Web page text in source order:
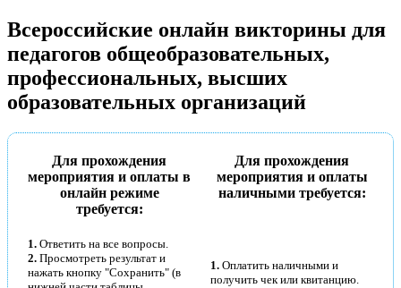
Всероссийские онлайн викторины для
педагогов общеобразовательных,
профессиональных, высших
образовательных организаций
Для прохождения
мероприятия и оплаты в
онлайн режиме
требуется:
Для прохождения
мероприятия и оплаты
наличными требуется:
1. Ответить на все вопросы.
2. Просмотреть результат и
нажать кнопку "Сохранить" (в
1. Оплатить наличными и
получить чек или квитанцию.
Нажимая на кнопку, вы даете согласие на обработку своих
персональных данных согласно 152-ФЗ.
Подробнее